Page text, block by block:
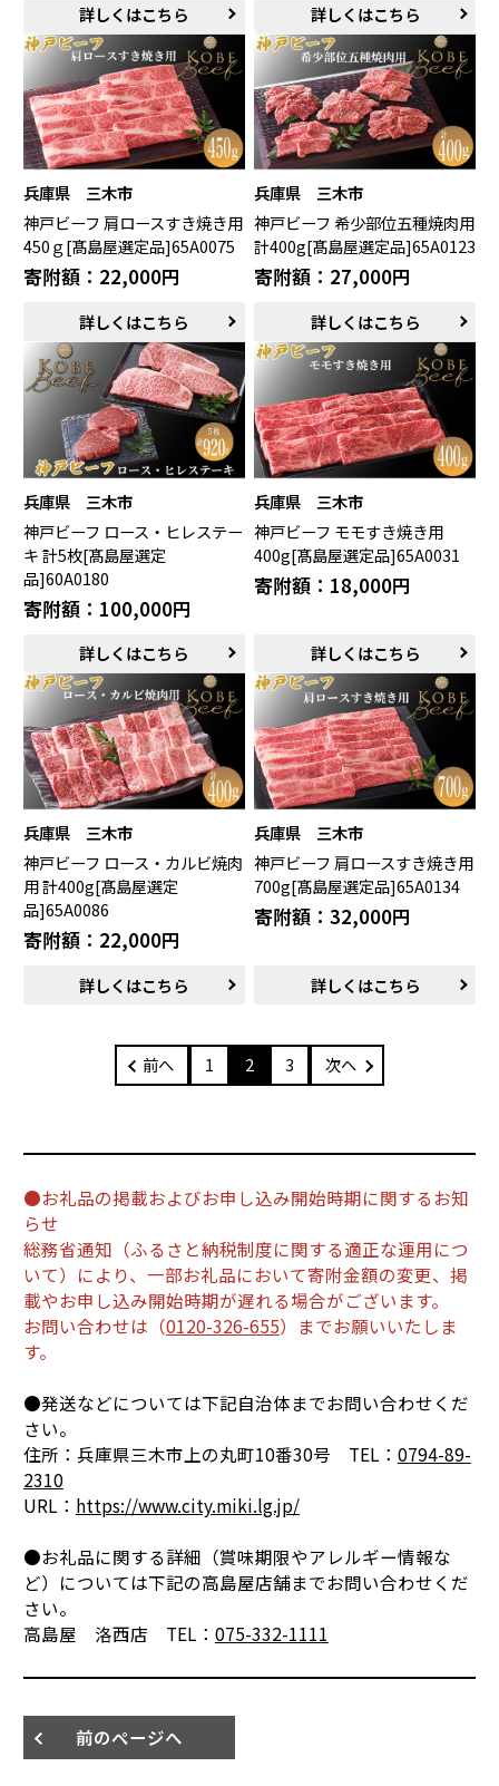
詳しくはこちら 詳しくはこちら
兵庫県 三木市
神戸ビーフ 肩ロースすき焼き用
450ｇ[髙島屋選定品]65A0075
寄附額：22,000円
詳しくはこちら
兵庫県 三木市
神戸ビーフ 希少部位五種焼肉用
計400g[髙島屋選定品]65A0123
寄附額：27,000円
詳しくはこちら
兵庫県 三木市
神戸ビーフ ロース・ヒレステー
キ 計5枚[髙島屋選定
品]60A0180
寄附額：100,000円
詳しくはこちら
兵庫県 三木市
神戸ビーフ モモすき焼き用
400g[髙島屋選定品]65A0031
寄附額：18,000円
詳しくはこちら
兵庫県 三木市
神戸ビーフ ロース・カルビ焼肉
用 計400g[髙島屋選定
品]65A0086
寄附額：22,000円
詳しくはこちら
兵庫県 三木市
神戸ビーフ 肩ロースすき焼き用
700g[髙島屋選定品]65A0134
寄附額：32,000円
詳しくはこちら
前へ 1 2 3 次へ
●お礼品の掲載およびお申し込み開始時期に関するお知
らせ
総務省通知（ふるさと納税制度に関する適正な運用につ
いて）により、一部お礼品において寄附金額の変更、掲
載やお申し込み開始時期が遅れる場合がございます。
お問い合わせは（0120-326-655）までお願いいたしま
す。
●発送などについては下記自治体までお問い合わせくだ
さい。
住所：兵庫県三木市上の丸町10番30号 TEL： 0794-89-
2310
URL： https://www.city.miki.lg.jp/
●お礼品に関する詳細（賞味期限やアレルギー情報な
ど）については下記の高島屋店舗までお問い合わせくだ
さい。
高島屋 洛西店 TEL： 075-332-1111
前のページへ